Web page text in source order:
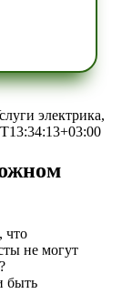
электрика,
что
не могут
быть